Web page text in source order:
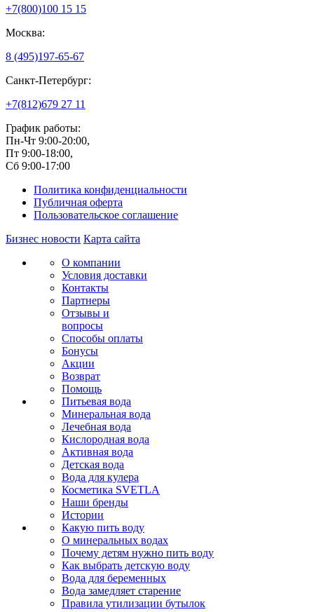
+7(800)100 15 15
Москва:
8 (495)197-65-67
Санкт-Петербург:
+7(812)679 27 11
График работы:
Пн-Чт 9:00-20:00,
Пт 9:00-18:00,
Сб 9:00-17:00
Политика конфиденциальности
Публичная оферта
Пользовательское соглашение
Бизнес новости Карта сайта
О компании
Условия доставки
Контакты
Партнеры
Отзывы и
вопросы
Способы оплаты
Бонусы
Акции
Возврат
Помощь
Питьевая вода
Минеральная вода
Лечебная вода
Кислородная вода
Активная вода
Детская вода
Вода для кулера
Косметика SVETLA
Наши бренды
Истории
Какую пить воду
О минеральных водах
Почему детям нужно пить воду
Как выбрать детскую воду
Вода для беременных
Вода замедляет старение
Правила утилизации бутылок